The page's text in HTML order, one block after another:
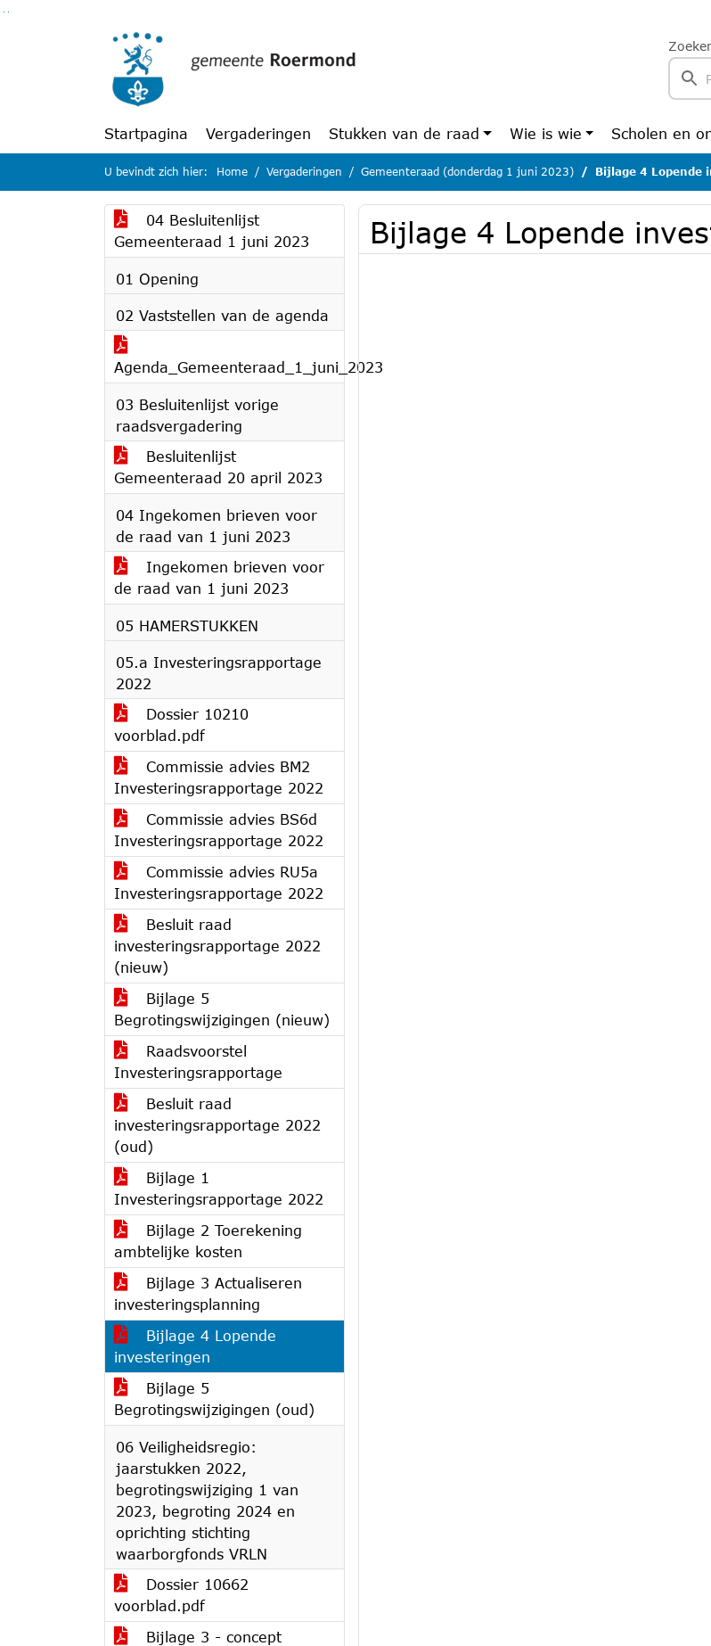
Startpagina Vergaderingen Stukken van de raad Wie is wie Scholen en
U bevindt zich hier: Home Vergaderingen Gemeenteraad (donderdag 1 juni 2023) Bijlage 4 Lopende
04 Besluitenlijst
Gemeenteraad 1 juni 2023
01 Opening
02 Vaststellen van de agenda
Agenda_Gemeenteraad_1_juni_2023
03 Besluitenlijst vorige
raadsvergadering
Besluitenlijst
Gemeenteraad 20 april 2023
04 Ingekomen brieven voor
de raad van 1 juni 2023
Ingekomen brieven voor
de raad van 1 juni 2023
05 HAMERSTUKKEN
05.a Investeringsrapportage
2022
Dossier 10210
voorblad.pdf
Commissie advies BM2
Investeringsrapportage 2022
Commissie advies BS6d
Investeringsrapportage 2022
Commissie advies RU5a
Investeringsrapportage 2022
Besluit raad
investeringsrapportage 2022
(nieuw)
Bijlage 5
Begrotingswijzigingen (nieuw)
Raadsvoorstel
Investeringsrapportage
Besluit raad
investeringsrapportage 2022
(oud)
Bijlage 1
Investeringsrapportage 2022
Bijlage 2 Toerekening
ambtelijke kosten
Bijlage 3 Actualiseren
investeringsplanning
Bijlage 4 Lopende
investeringen
Bijlage 5
Begrotingswijzigingen (oud)
06 Veiligheidsregio:
jaarstukken 2022,
begrotingswijziging 1 van
2023, begroting 2024 en
oprichting stichting
waarborgfonds VRLN
Dossier 10662
voorblad.pdf
Bijlage 3 - concept
Bijlage 4 Lopende